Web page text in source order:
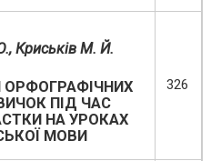
Криськів М. Й.
ПІД ЧАС
НА УРОКАХ
МОВИ
326